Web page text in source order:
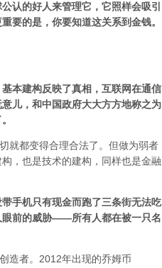
认的好人来管理它，它照样会吸引
要的是，你要知道这关系到金钱。
基本建构反映了真相，互联网在通信
儿，和中国政府大大方方地称之为
就都变得合理合法了。但做为弱者
，也是技术的建构，同样也是金融
手机只有现金而跑了三条街无法吃
眼前的威胁——所有人都在被一只名
造者。2012年出现的乔姆币